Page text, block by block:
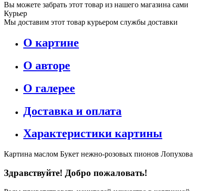
Вы можете забрать этот товар из нашего магазина сами
Курьер
Мы доставим этот товар курьером службы доставки
О картине
О авторе
О галерее
Доставка и оплата
Характеристики картины
Картина маслом Букет нежно-розовых пионов Лопухова
Здравствуйте! Добро пожаловать!